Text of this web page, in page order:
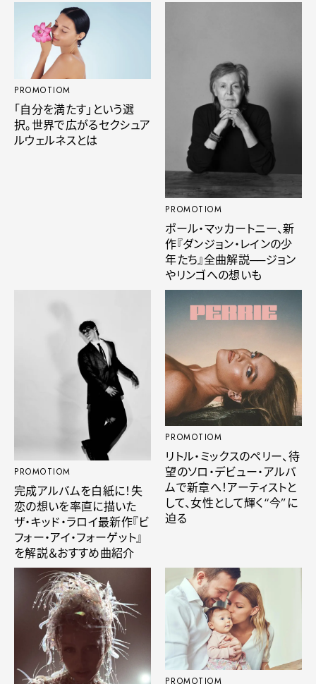
PROMOTIOM
「自分を満たす」という選
択。世界で広がるセクシュア
ルウェルネスとは
PROMOTIOM
ポール・マッカートニー、新
作『ダンジョン・レインの少
年たち』全曲解説──ジョン
やリンゴへの想いも
PROMOTIOM
完成アルバムを白紙に！失
恋の想いを率直に描いた
ザ・キッド・ラロイ最新作『ビ
フォー・アイ・フォーゲット』
を解説＆おすすめ曲紹介
PROMOTIOM
リトル・ミックスのペリー、待
望のソロ・デビュー・アルバ
ムで新章へ！アーティストと
して、女性として輝く“今”に
迫る
PROMOTIOM